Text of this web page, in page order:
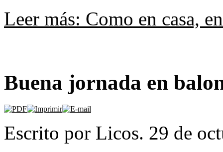
Leer más: Como en casa,
Buena jornada en
Escrito por Licos. 29 de